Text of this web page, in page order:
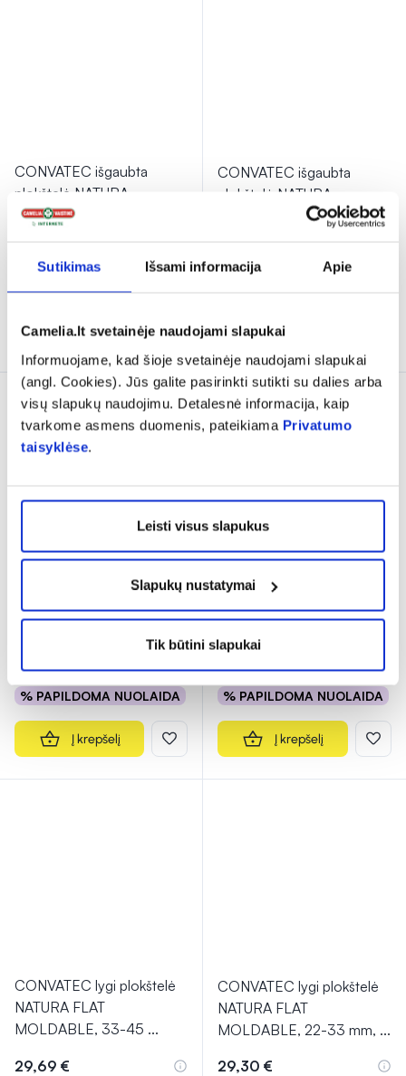
Sutikimas Išsami informacija Apie
Camelia.lt svetainėje naudojami slapukai
Informuojame, kad šioje svetainėje naudojami slapukai
(angl. Cookies). Jūs galite pasirinkti sutikti su dalies arba
visų slapukų naudojimu. Detalesnė informacija, kaip
tvarkome asmens duomenis, pateikiama Privatumo
taisyklėse.
Leisti visus slapukus
Slapukų nustatymai
Tik būtini slapukai
CONVATEC išgaubta
plokštelė NATURA
CONVEX MOLDABLE,
% PAPILDOMA NUOLAIDA
Į krepšelį
CONVATEC išgaubta
plokštelė NATURA
CONVEX MOLDABLE,...
Į krepšelį
CONVATEC išgaubta
CONVEX MOLDABLE,...
% PAPILDOMA NUOLAIDA
Į krepšelį
CONVATEC lygi plokštelė
MOLDABLE, 45-58...
% PAPILDOMA NUOLAIDA
Į krepšelį
CONVATEC lygi plokštelė
NATURA FLAT
MOLDABLE, 33-45 ...
29,69 €
CONVATEC lygi plokštelė
NATURA FLAT
MOLDABLE, 22-33 mm, ...
29,30 €